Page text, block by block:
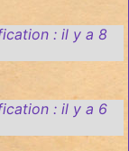
: il y a 8
: il y a 6